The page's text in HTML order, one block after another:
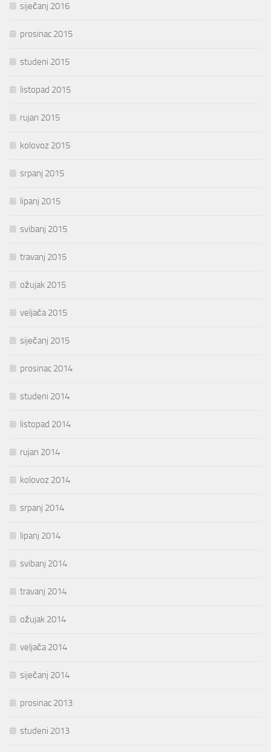
siječanj 2016
prosinac 2015
studeni 2015
listopad 2015
rujan 2015
kolovoz 2015
srpanj 2015
lipanj 2015
svibanj 2015
travanj 2015
ožujak 2015
veljača 2015
siječanj 2015
prosinac 2014
studeni 2014
listopad 2014
rujan 2014
kolovoz 2014
srpanj 2014
lipanj 2014
svibanj 2014
travanj 2014
ožujak 2014
veljača 2014
siječanj 2014
prosinac 2013
studeni 2013